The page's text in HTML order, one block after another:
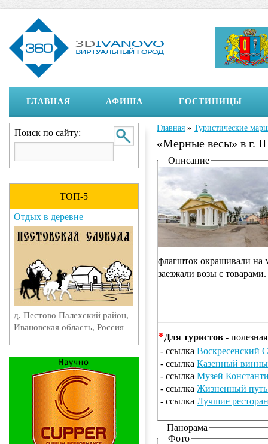
ГЛАВНАЯ АФИША ГОСТИНИЦЫ
Вы здесь
Главная » Туристические
«Мерные весы» в г.
Отображение на
Описание
флагшток окрашивали на
заезжали возы с товарами.
*Для туристов -
- ссылка Воскресенский
- ссылка Казенный
- ссылка Музей
- ссылка Жизненный путь
- ссылка Лучшие
Панорама
Фото
Поиск по сайту:
ТОП-5
Отдых в деревне
д. Пестово Палехский район,
Ивановская область, Россия